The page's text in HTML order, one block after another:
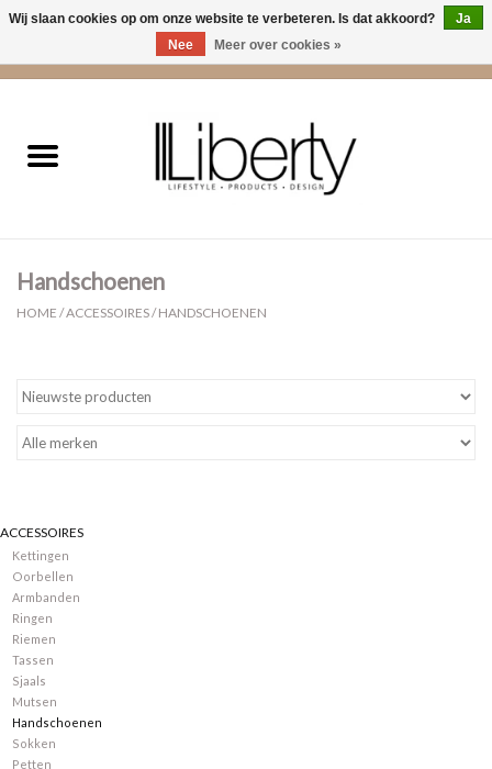
Kleding
Cadeaus
Merken
Handschoenen
HOME /ACCESSOIRES/HANDSCHOENEN
ACCESSOIRES
Kettingen
Oorbellen
Armbanden
Ringen
Riemen
Tassen
Sjaals
Mutsen
Handschoenen
Sokken
Petten
Wij slaan cookies op om onze website te verbeteren. Is dat akkoord?
Ja
Nee
Meer over cookies »